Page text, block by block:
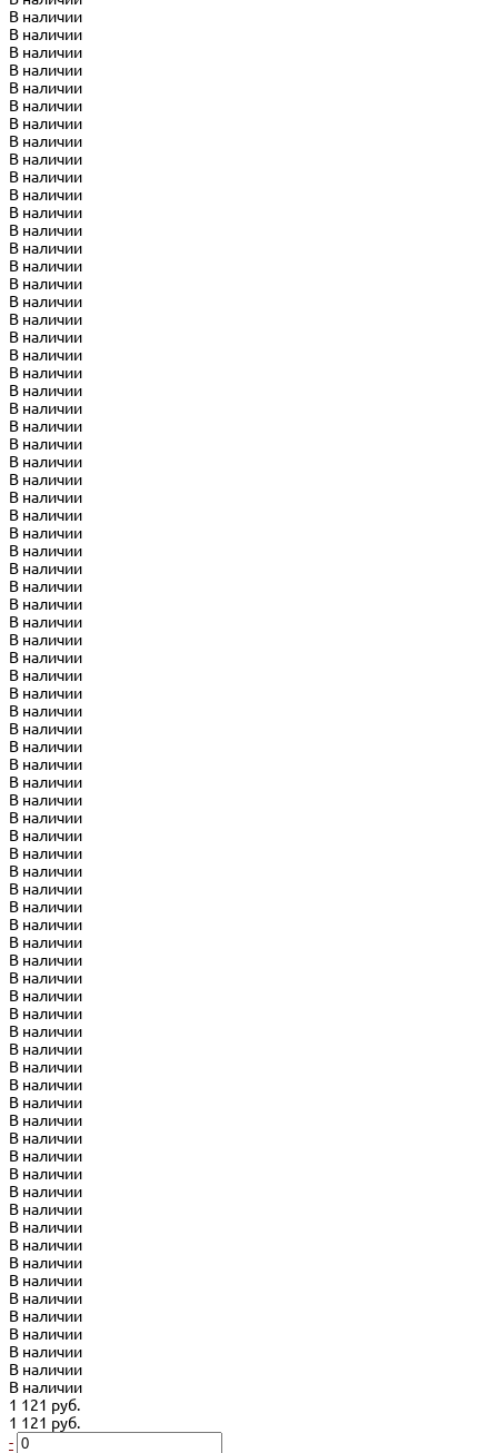
В наличии
В наличии
В наличии
В наличии
В наличии
В наличии
В наличии
В наличии
В наличии
В наличии
В наличии
В наличии
В наличии
В наличии
В наличии
В наличии
В наличии
В наличии
В наличии
В наличии
В наличии
В наличии
В наличии
В наличии
В наличии
В наличии
В наличии
В наличии
В наличии
В наличии
В наличии
В наличии
В наличии
В наличии
В наличии
В наличии
В наличии
В наличии
В наличии
В наличии
В наличии
В наличии
В наличии
В наличии
В наличии
В наличии
В наличии
В наличии
В наличии
В наличии
В наличии
В наличии
В наличии
В наличии
В наличии
В наличии
В наличии
В наличии
В наличии
В наличии
В наличии
В наличии
В наличии
В наличии
В наличии
В наличии
В наличии
В наличии
В наличии
В наличии
В наличии
В наличии
В наличии
В наличии
В наличии
В наличии
В наличии
В наличии
1 121 руб.
1 121 руб.
-